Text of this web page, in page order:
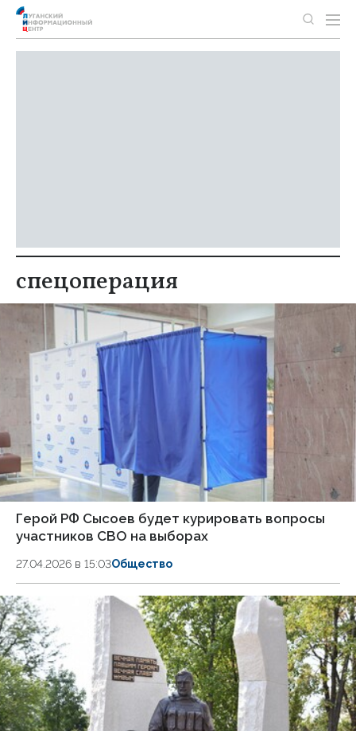
спецоперация
Герой РФ Сысоев будет курировать вопросы
участников СВО на выборах
27.04.2026 в 15:03Общество